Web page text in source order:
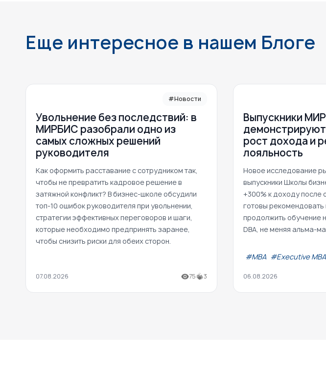
Еще интересное в нашем Блоге
#Новости
Увольнение без последствий: в
МИРБИС разобрали одно из
самых сложных решений
руководителя
Как оформить расставание с сотрудником так,
чтобы не превратить кадровое решение в
затяжной конфликт? В бизнес-школе обсудили
топ-10 ошибок руководителя при увольнении,
стратегии эффективных переговоров и шаги,
которые необходимо предпринять заранее,
чтобы снизить риски для обеих сторон.
07.08.2026 75 3
Выпускники
рост дохода и
лояльность
Новое исследование
выпускники Школы
+300% к доходу после
готовы
продолжить обучение
DBA, не меняя альма-
#МВА #Executive MBA
06.08.2026